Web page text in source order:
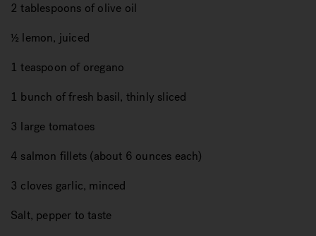
2 tablespoons of olive oil
½ lemon, juiced
1 teaspoon of oregano
1 bunch of fresh basil, thinly sliced
3 large tomatoes
4 salmon fillets (about 6 ounces each)
3 cloves garlic, minced
Salt, pepper to taste